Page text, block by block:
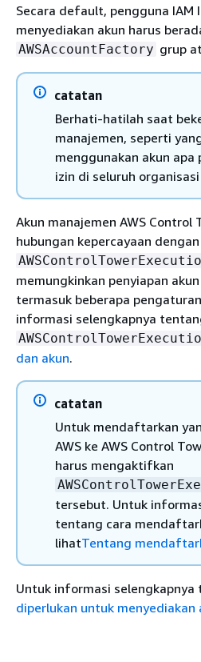
Secara default, pengguna IAM
menyediakan akun harus
AWSAccountFactory grup
catatan
Berhati-hatilah saat
manajemen, seperti
menggunakan akun apa
izin di seluruh
Akun manajemen AWS Control
hubungan kepercayaan dengan
memungkinkan penyiapan
termasuk beberapa
informasi selengkapnya
dan akun.
catatan
Untuk mendaftarkan
AWS ke AWS Control
harus mengaktifkan
tersebut. Untuk
tentang cara
lihatTentang
Untuk informasi
diperlukan untuk menyediakan